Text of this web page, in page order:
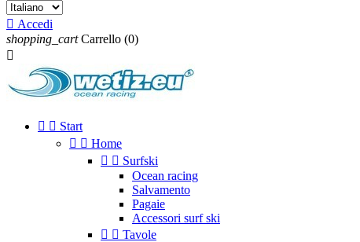
 Accedi
shopping_cart Carrello (0)

  Start
  Home
  Surfski
Ocean racing
Salvamento
Pagaie
Accessori surf ski
  Tavole